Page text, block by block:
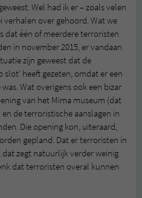
Wel had ik er – zoals velen
over gehoord. Wat we
dat één of meerdere terroristen
in november 2015, er vandaan
zijn geweest dat de
slot’ heeft gezeten, omdat er een
Wat overigens ook een bizar
van het Mima museum (dat
de terroristische aanslagen in
Die opening kon, uiteraard,
gepland. Dat er terroristen in
zegt natuurlijk verder weinig
dat terroristen overal kunnen